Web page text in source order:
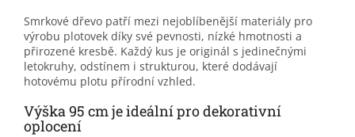
Smrkové dřevo patří mezi nejoblíbenější materiály pro
výrobu plotovek díky své pevnosti, nízké hmotnosti a
přirozené kresbě. Každý kus je originál s jedinečnými
letokruhy, odstínem i strukturou, které dodávají
hotovému plotu přírodní vzhled.
Výška 95 cm je ideální pro dekorativní
oplocení